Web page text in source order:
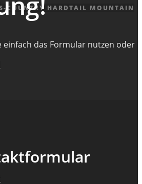
COUNTRY HARDTAIL MOUNTAIN
das Formular nutzen oder